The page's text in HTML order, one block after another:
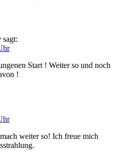
sagt:
Start ! Weiter so und noch
!
weiter so! Ich freue mich